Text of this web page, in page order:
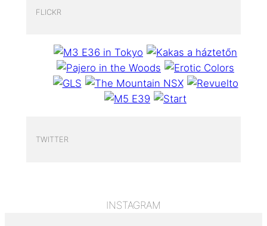
FLICKR
TWITTER
INSTAGRAM